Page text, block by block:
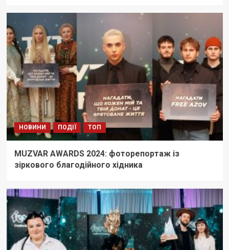
НОВИНИ ПОДІЇ ТОП
MUZVAR AWARDS 2024: фоторепортаж із
зіркового благодійного хідника